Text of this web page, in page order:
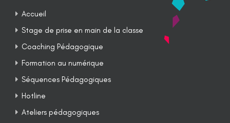
Accueil
Stage de prise en main de la classe
Coaching Pédagogique
Formation au numérique
Séquences Pédagogiques
Hotline
Ateliers pédagogiques